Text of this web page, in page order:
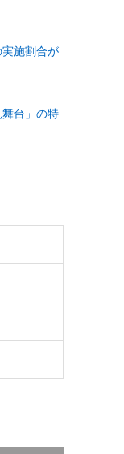
施割合が
台」の特